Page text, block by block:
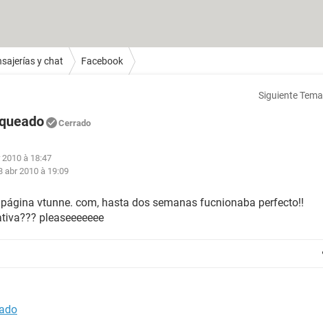
y chat Facebook
Siguiente Tema
Cerrado
2010 à 18:47
abr 2010 à 19:09
vtunne. com, hasta dos semanas fucnionaba perfecto!!
pleaseeeeeee